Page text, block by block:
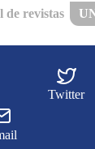
de revistas
Twitter